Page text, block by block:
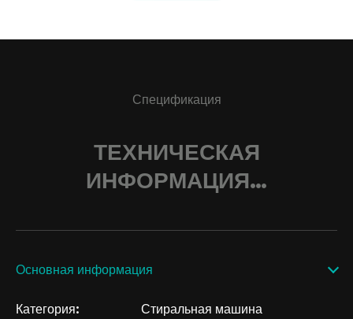
Спецификация
ТЕХНИЧЕСКАЯ
ИНФОРМАЦИЯ…
Основная информация
Категория: Стиральная машина